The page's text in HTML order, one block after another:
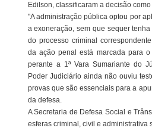
Edilson, classificaram a decisão
"A administração pública optou por
a exoneração, sem que sequer
do processo criminal
da ação penal está marcada para
perante a 1ª Vara Sumariante do
Poder Judiciário ainda não ouviu
provas que são essenciais para a
da defesa.
A Secretaria de Defesa Social e
esferas criminal, civil e administrativa